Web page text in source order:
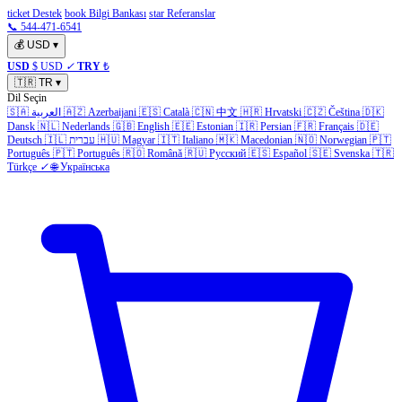
ticket Destek book Bilgi Bankası star Referanslar
📞 544-471-6541
💰 USD ▾
USD $ USD ✓ TRY ₺
🇹🇷 TR ▾
Dil Seçin
🇸🇦 العربية 🇦🇿 Azerbaijani 🇪🇸 Català 🇨🇳 中文 🇭🇷 Hrvatski 🇨🇿 Čeština 🇩🇰
Dansk 🇳🇱 Nederlands 🇬🇧 English 🇪🇪 Estonian 🇮🇷 Persian 🇫🇷 Français 🇩🇪
Deutsch 🇮🇱 עברית 🇭🇺 Magyar 🇮🇹 Italiano 🇲🇰 Macedonian 🇳🇴 Norwegian 🇵🇹
Português 🇵🇹 Português 🇷🇴 Română 🇷🇺 Русский 🇪🇸 Español 🇸🇪 Svenska 🇹🇷
Türkçe ✓ 🌐 Українська